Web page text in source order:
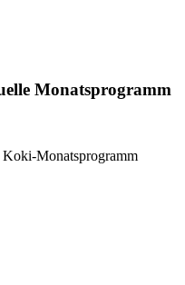
Monatsprogramm
Koki-Monatsprogramm